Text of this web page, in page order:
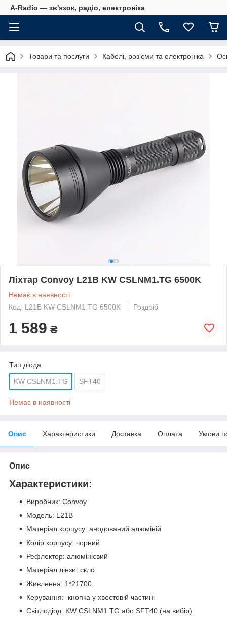
A-Radio — зв'язок, радіо, електроніка
Товари та послуги Кабелі, роз’єми та електроніка
Ліхтар Convoy L21B KW CSLNM1.TG 6500K
Немає в наявності
Код: L21B KW CSLNM1.TG 6500K
Роздріб
1 589 ₴
Тип діода
KW CSLNM1.TG SFT40
Немає в наявності
Опис Характеристики Доставка Оплата Умови
Опис
Характеристики:
Виробник: Convoy
Модель: L21B
Матеріал корпусу: анодований алюміній
Колір корпусу: чорний
Рефлектор: алюмінієвий
Матеріал лінзи: скло
Живлення: 1*21700
Керування: кнопка у хвостовій частині
Світлодіод: KW CSLNM1.TG або SFT40 (на вибір)